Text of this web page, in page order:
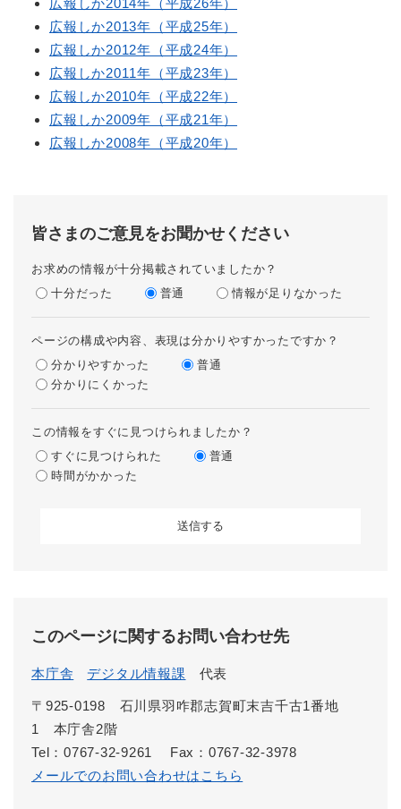
広報しか2013年（平成25年）
広報しか2012年（平成24年）
広報しか2011年（平成23年）
広報しか2010年（平成22年）
広報しか2009年（平成21年）
広報しか2008年（平成20年）
皆さまのご意見をお聞かせください
お求めの情報が十分掲載されていましたか？
十分だった
普通 情報が足りなかった
ページの構成や内容、表現は分かりやすかったですか？
分かりやすかった
普通
分かりにくかった
この情報をすぐに見つけられましたか？
すぐに見つけられた
普通
時間がかかった
このページに関するお問い合わせ先
本庁舎 デジタル情報課 代表
〒925-0198 石川県羽咋郡志賀町末吉千古1番地
1 本庁舎2階
Tel：0767-32-9261
Fax：0767-32-3978
メールでのお問い合わせはこちら